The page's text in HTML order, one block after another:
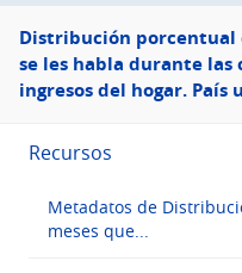
Menú
lateral
Distribución porcentual
se les habla durante las
ingresos del hogar. País
Recursos
Metadatos de
meses que...